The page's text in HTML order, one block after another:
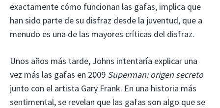
exactamente cómo funcionan las gafas, implica que
han sido parte de su disfraz desde la juventud, que a
menudo es una de las mayores críticas del disfraz.
Unos años más tarde, Johns intentaría explicar una
vez más las gafas en 2009 Superman: origen secreto
junto con el artista Gary Frank. En una historia más
sentimental, se revelan que las gafas son algo que se